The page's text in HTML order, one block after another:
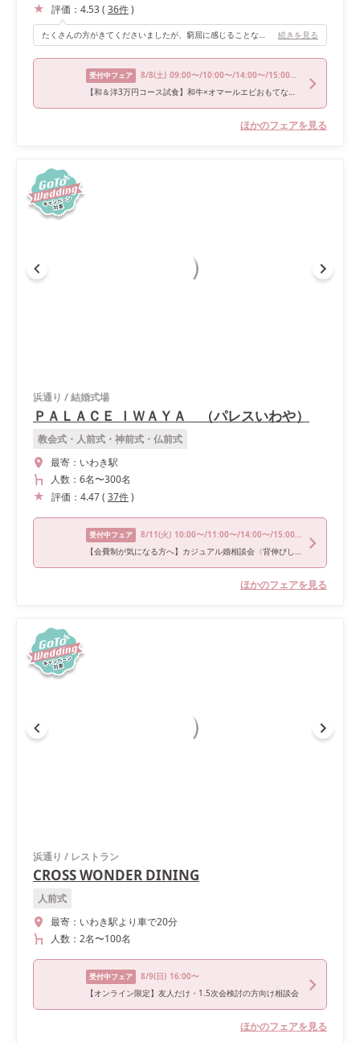
評価： 4.53( 36件)
たくさんの方がきてくださいましたが、窮屈に感じることなく、またどの角度からも会場の美しさを味わうことができました。 高砂の後ろは鏡になっており、そこに映る会場のシャンデリアや、プロジェクションマッピングが、会場の広さ以上の光景に見えました。 またドレスの後ろ姿や、素敵にしてもらったブライダルヘアもうつり、とても素敵でした。 続きを見る
受付中フェア 8/8(土) 09:00〜/10:00〜/14:00〜/15:00〜/17:00〜
【和＆洋3万円コース試食】和牛×オマールエビおもてなし料理
ほかのフェアを見る
浜通り /結婚式場
ＰＡＬＡＣＥ ＩＷＡＹＡ （パレスいわや）
教会式・人前式・神前式・仏前式
最寄： いわき駅
人数： 6名〜300名
評価： 4.47( 37件)
受付中フェア 8/11(火) 10:00〜/11:00〜/14:00〜/15:00〜/18:00〜
【会費制が気になる方へ】カジュアル婚相談会〈背伸びしない 私たちらしい結婚式〉
ほかのフェアを見る
浜通り / レストラン
CROSS WONDER DINING
人前式
最寄： いわき駅より車で20分
人数： 2名〜100名
受付中フェア 8/9(日) 16:00〜
【オンライン限定】友人だけ・1.5次会検討の方向け相談会
ほかのフェアを見る